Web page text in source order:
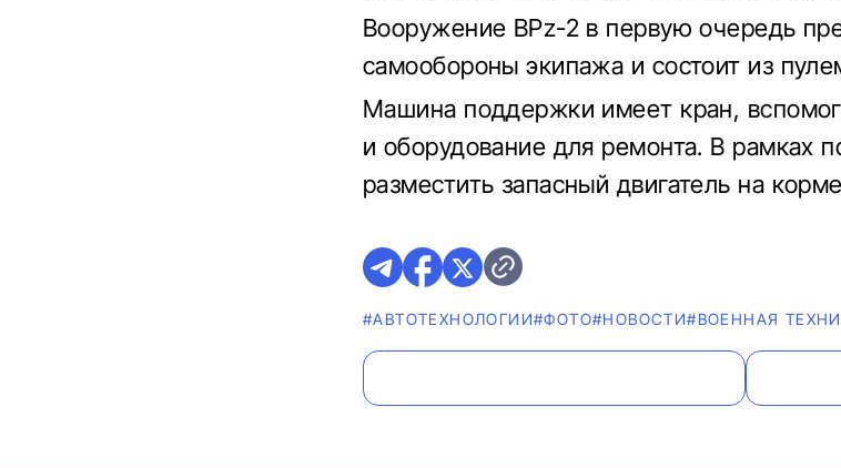
Вооружение BPz-2 в первую очередь
самообороны экипажа и состоит из
Машина поддержки имеет кран,
и оборудование для ремонта. В рамках
разместить запасный двигатель на
#АВТОТЕХНОЛОГИИ#ФОТО#НОВОСТИ#ВОЕННАЯ